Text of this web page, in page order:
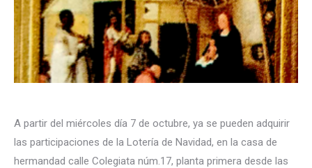
A partir del miércoles día 7 de octubre, ya se pueden adquirir
las participaciones de la Lotería de Navidad, en la casa de
hermandad calle Colegiata núm.17, planta primera desde las